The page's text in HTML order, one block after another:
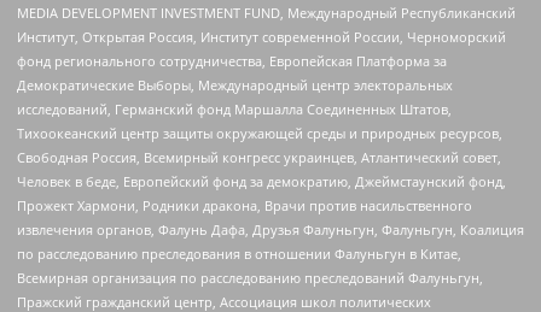
MEDIA DEVELOPMENT INVESTMENT FUND, Международный Республиканский
Институт, Открытая Россия, Институт современной России, Черноморский
фонд регионального сотрудничества, Европейская Платформа за
Демократические Выборы, Международный центр электоральных
исследований, Германский фонд Маршалла Соединенных Штатов,
Тихоокеанский центр защиты окружающей среды и природных ресурсов,
Свободная Россия, Всемирный конгресс украинцев, Атлантический совет,
Человек в беде, Европейский фонд за демократию, Джеймстаунский фонд,
Прожект Хармони, Родники дракона, Врачи против насильственного
извлечения органов, Фалунь Дафа, Друзья Фалуньгун, Фалуньгун, Коалиция
по расследованию преследования в отношении Фалуньгун в Китае,
Всемирная организация по расследованию преследований Фалуньгун,
Пражский гражданский центр, Ассоциация школ политических